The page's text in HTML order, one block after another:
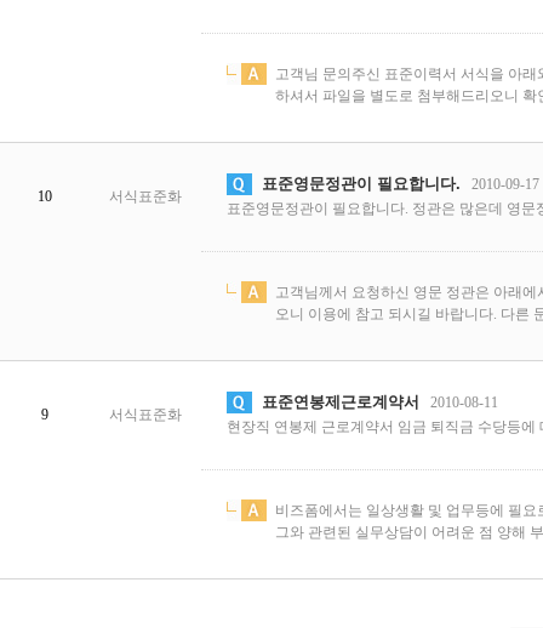
고객님 문의주신 표준이력서 서식을 아
하셔서 파일을 별도로 첨부해드리오니 확
10 서식표준화
표준영문정관이 필요합니다. 2010-09-17
표준영문정관이 필요합니다. 정관은 많은데 영문
고객님께서 요청하신 영문 정관은 아래
오니 이용에 참고 되시길 바랍니다. 다른
9 서식표준화
표준연봉제근로계약서 2010-08-11
현장직 연봉제 근로계약서 임금 퇴직금 수당등에
비즈폼에서는 일상생활 및 업무등에 필
그와 관련된 실무상담이 어려운 점 양해